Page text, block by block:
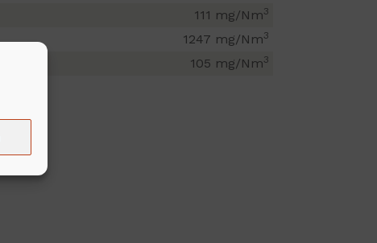
111 mg/Nm3
1247 mg/Nm3
105 mg/Nm3